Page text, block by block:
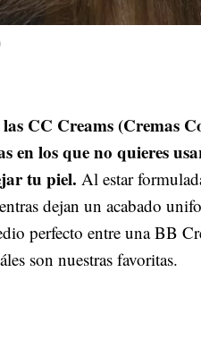
CC Creams (Cremas
en los que no quieres
tu piel. Al estar
dejan un acabado
perfecto entre una BB
son nuestras favoritas.